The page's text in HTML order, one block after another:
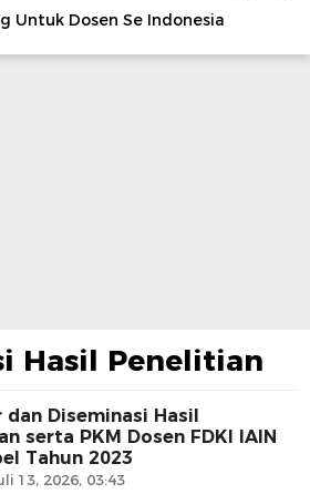
Untuk Dosen Se Indonesia
Hasil Penelitian
dan Diseminasi Hasil
serta PKM Dosen FDKI IAIN
Tahun 2023
13, 2026, 03:43